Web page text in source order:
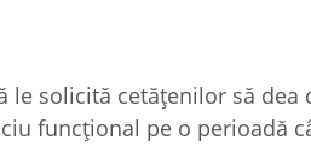
le solicită cetățenilor să
funcțional pe o perioadă